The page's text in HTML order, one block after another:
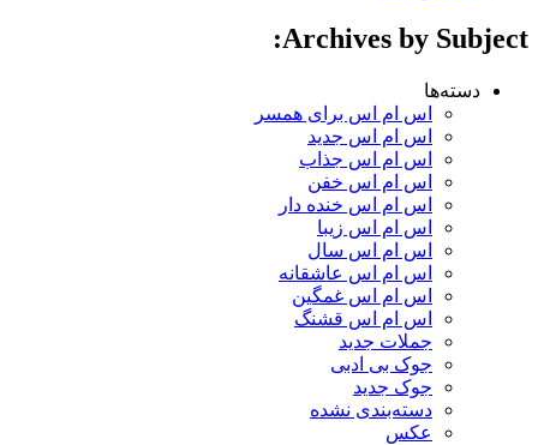
Archives by Subject:
دسته‌ها
اس ام اس برای همسر
اس ام اس جدید
اس ام اس جذاب
اس ام اس خفن
اس ام اس خنده دار
اس ام اس زیبا
اس ام اس سال
اس ام اس عاشقانه
اس ام اس غمگین
اس ام اس قشنگ
جملات جدید
جوک بی ادبی
جوک جدید
دسته‌بندی نشده
عکس